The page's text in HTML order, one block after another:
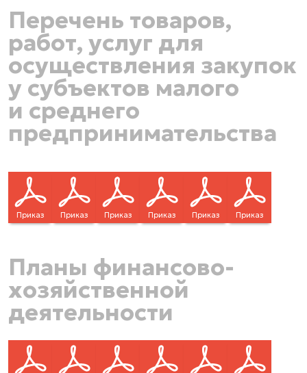
Перечень товаров,
работ, услуг для
осуществления закупок
у субъектов малого
и среднего
предпринимательства
Приказ Приказ Приказ Приказ Приказ Приказ
Планы финансово-
хозяйственной
деятельности